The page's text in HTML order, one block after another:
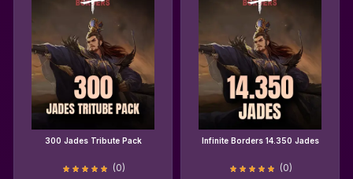
300 Jades Tribute Pack
(0)
Infinite Borders 14.350 Jades
(0)